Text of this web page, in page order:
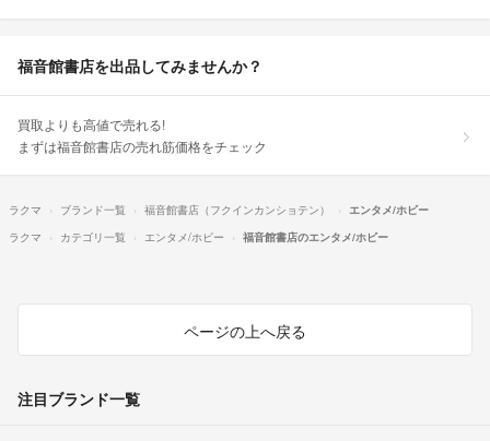
福音館書店を出品してみませんか？
買取よりも高値で売れる!
まずは福音館書店の売れ筋価格をチェック
ラクマ ブランド一覧 福音館書店（フクインカンショテン）
エンタメ/ホビー
ラクマ
カテゴリ一覧 エンタメ/ホビー 福音館書店のエンタメ/ホビー
ページの上へ戻る
注目ブランド一覧